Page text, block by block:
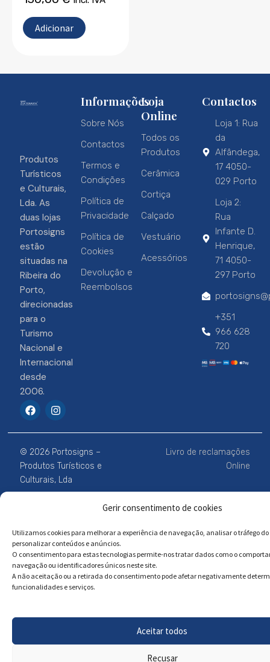
Gerir consentimento de cookies
Utilizamos cookies para melhorar a experiência de navegação, analisar o tráfego do
personalizar conteúdos e anúncios.
O consentimento para estas tecnologias permite-nos tratar dados como o
navegação ou identificadores únicos neste site.
A não aceitação ou a retirada do consentimento pode afetar negativamente
funcionalidades e serviços.
Aceitar todos
Recusar
Adicionar
Produtos
Turísticos
e Culturais,
Lda. As
duas lojas
Portosigns
estão
situadas na
Ribeira do
Porto,
direcionadas
para o
Turismo
Nacional e
Internacional
desde
2006.
F
a
e
b
o
o
k
I
n
t
a
g
r
a
m
Informações
Sobre Nós
Contactos
Termos e
Condições
Política de
Privacidade
Política de
Cookies
Devolução e
Reembolsos
Loja
Online
Todos os
Produtos
Cerâmica
Cortiça
Calçado
Vestuário
Acessórios
Contactos
Loja 1: Rua
da
Alfândega,
17 4050-
029 Porto
Loja 2:
Rua
Infante D.
Henrique,
71 4050-
297 Porto
+351
966 628
720
© 2026 Portosigns –
Produtos Turísticos e
Culturais, Lda
Livro de reclamações
Online